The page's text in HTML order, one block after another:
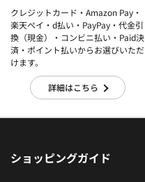
クレジットカード・Amazon Pay・
楽天ぺイ・d払い・PayPay・代金引
換（現金）・コンビニ払い・Paid決
済・ポイント払いからお選びいただ
けます。
詳細はこちら
ショッピングガイド